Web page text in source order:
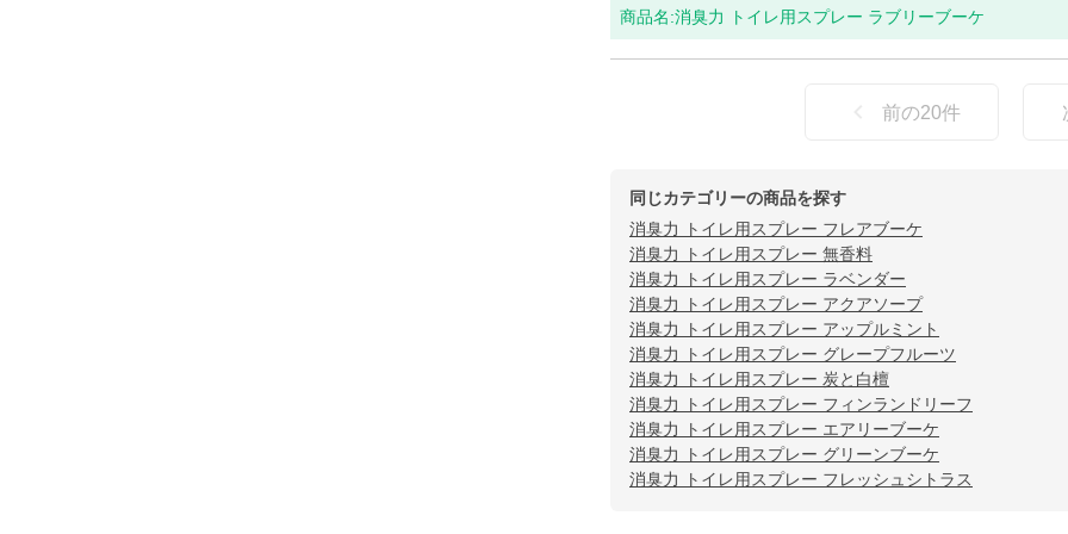
商品名:消臭力 トイレ用スプレー ラブリーブーケ
前の20件
同じカテゴリーの商品を探す
消臭力 トイレ用スプレー フレアブーケ
消臭力 トイレ用スプレー 無香料
消臭力 トイレ用スプレー ラベンダー
消臭力 トイレ用スプレー アクアソープ
消臭力 トイレ用スプレー アップルミント
消臭力 トイレ用スプレー グレープフルーツ
消臭力 トイレ用スプレー 炭と白檀
消臭力 トイレ用スプレー フィンランドリーフ
消臭力 トイレ用スプレー エアリーブーケ
消臭力 トイレ用スプレー グリーンブーケ
消臭力 トイレ用スプレー フレッシュシトラス